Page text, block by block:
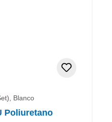
Blanco
Poliuretano